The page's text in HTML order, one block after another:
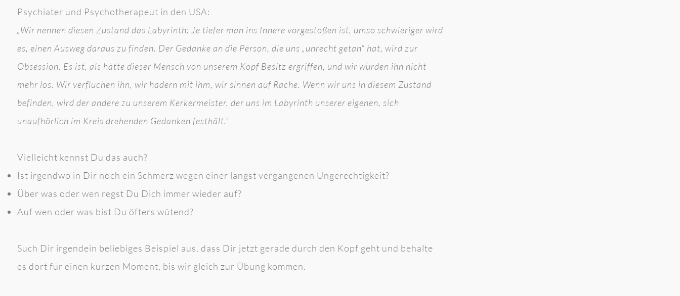
Psychiater und Psychotherapeut in den USA:
„Wir nennen diesen Zustand das Labyrinth: Je tiefer man ins Innere vorgestoßen ist, umso schwieriger wird
es, einen Ausweg daraus zu finden. Der Gedanke an die Person, die uns „unrecht getan“ hat, wird zur
Obsession. Es ist, als hätte dieser Mensch von unserem Kopf Besitz ergriffen, und wir würden ihn nicht
mehr los. Wir verfluchen ihn, wir hadern mit ihm, wir sinnen auf Rache. Wenn wir uns in diesem Zustand
befinden, wird der andere zu unserem Kerkermeister, der uns im Labyrinth unserer eigenen, sich
unaufhörlich im Kreis drehenden Gedanken festhält.“
Vielleicht kennst Du das auch?
Ist irgendwo in Dir noch ein Schmerz wegen einer längst vergangenen Ungerechtigkeit?
Über was oder wen regst Du Dich immer wieder auf?
Auf wen oder was bist Du öfters wütend?
Such Dir irgendein beliebiges Beispiel aus, dass Dir jetzt gerade durch den Kopf geht und behalte
es dort für einen kurzen Moment, bis wir gleich zur Übung kommen.